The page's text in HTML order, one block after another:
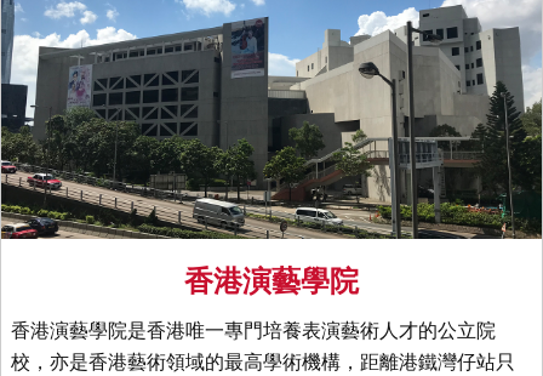
香港演藝學院
香港演藝學院是香港唯一專門培養表演藝術人才的公立院
校，亦是香港藝術領域的最高學術機構，距離港鐵灣仔站只